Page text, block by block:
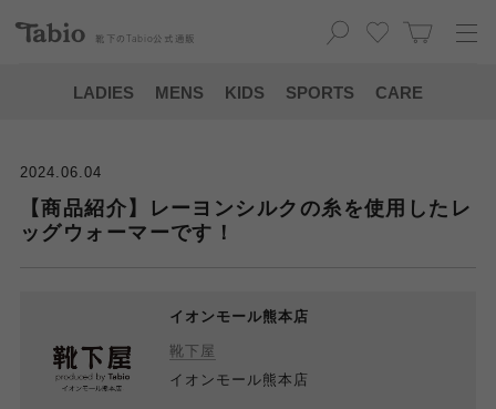
靴下の Tabio 公式通販
LADIES MENS KIDS SPORTS CARE
2024.06.04
【商品紹介】レーヨンシルクの糸を使用したレ
ッグウォーマーです！
イオンモール熊本店
靴下屋
イオンモール熊本店